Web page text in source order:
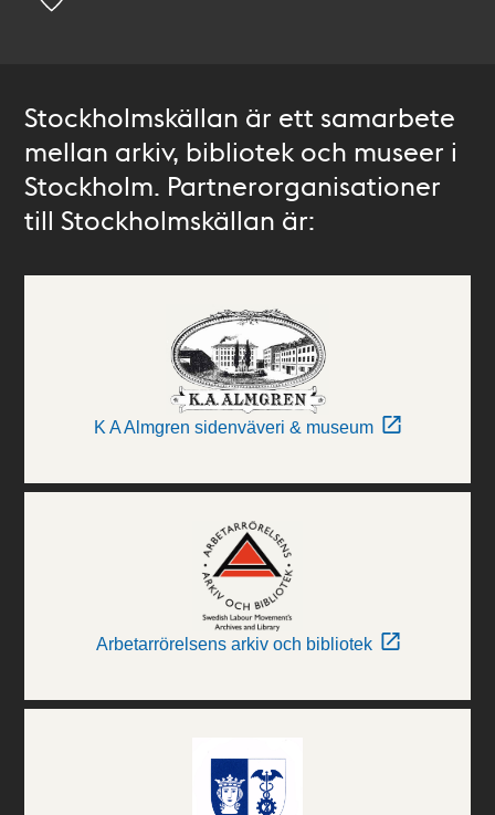
Stockholmskällan är ett samarbete
mellan arkiv, bibliotek och museer i
Stockholm. Partnerorganisationer
till Stockholmskällan är:
K A Almgren sidenväveri & museum
Arbetarrörelsens arkiv och bibliotek